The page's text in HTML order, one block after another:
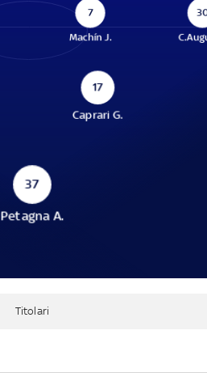
7
Machín J.
17
Caprari G.
37
Petagna A.
Titolari